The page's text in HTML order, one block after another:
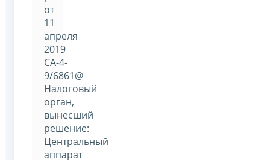
от
11
апреля
2019
СА-4-
9/6861@
Налоговый
орган,
вынесший
решение:
Центральный
аппарат